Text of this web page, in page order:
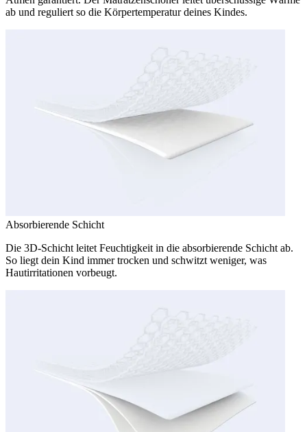
ab und reguliert so die Körpertemperatur deines Kindes.
Absorbierende Schicht
Die 3D-Schicht leitet Feuchtigkeit in die absorbierende Schicht ab.
So liegt dein Kind immer trocken und schwitzt weniger, was
Hautirritationen vorbeugt.